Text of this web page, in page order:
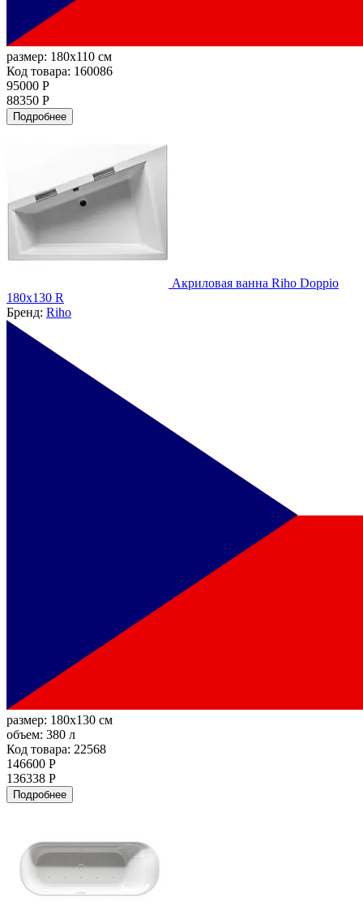
размер: 180x110 см
Код товара: 160086
95000 Р
88350 Р
Подробнее
Акриловая ванна Riho Doppio
180x130 R
Бренд: Riho
размер: 180x130 см
объем: 380 л
Код товара: 22568
146600 Р
136338 Р
Подробнее